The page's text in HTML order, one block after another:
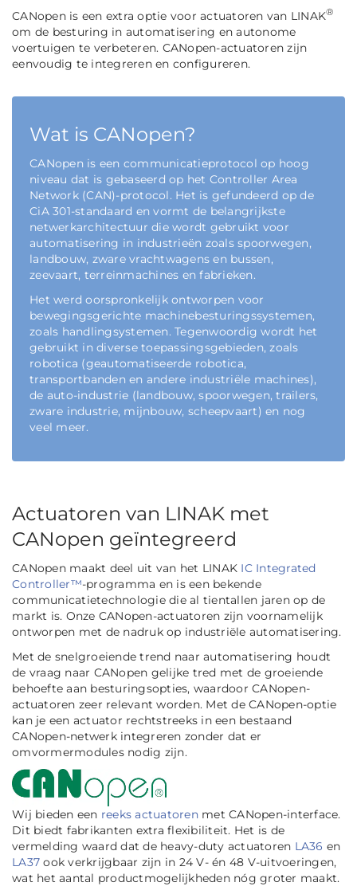
CANopen is een extra optie voor actuatoren van LINAK®
om de besturing in automatisering en autonome
voertuigen te verbeteren. CANopen-actuatoren zijn
eenvoudig te integreren en configureren.
Wat is CANopen?
CANopen is een communicatieprotocol op hoog
niveau dat is gebaseerd op het Controller Area
Network (CAN)-protocol. Het is gefundeerd op de
CiA 301-standaard en vormt de belangrijkste
netwerkarchitectuur die wordt gebruikt voor
automatisering in industrieën zoals spoorwegen,
landbouw, zware vrachtwagens en bussen,
zeevaart, terreinmachines en fabrieken.
Het werd oorspronkelijk ontworpen voor
bewegingsgerichte machinebesturingssystemen,
zoals handlingsystemen. Tegenwoordig wordt het
gebruikt in diverse toepassingsgebieden, zoals
robotica (geautomatiseerde robotica,
transportbanden en andere industriële machines),
de auto-industrie (landbouw, spoorwegen, trailers,
zware industrie, mijnbouw, scheepvaart) en nog
veel meer.
Actuatoren van LINAK met
CANopen geïntegreerd
CANopen maakt deel uit van het LINAK IC Integrated
Controller™-programma en is een bekende
communicatietechnologie die al tientallen jaren op de
markt is. Onze CANopen-actuatoren zijn voornamelijk
ontworpen met de nadruk op industriële automatisering.
Met de snelgroeiende trend naar automatisering houdt
de vraag naar CANopen gelijke tred met de groeiende
behoefte aan besturingsopties, waardoor CANopen-
actuatoren zeer relevant worden. Met de CANopen-optie
kan je een actuator rechtstreeks in een bestaand
CANopen-netwerk integreren zonder dat er
omvormermodules nodig zijn.
Wij bieden een reeks actuatorenmet CANopen-interface.
Dit biedt fabrikanten extra flexibiliteit. Het is de
vermelding waard dat de heavy-duty actuatoren LA36 en
LA37 ook verkrijgbaar zijn in 24 V- én 48 V-uitvoeringen,
wat het aantal productmogelijkheden nóg groter maakt.